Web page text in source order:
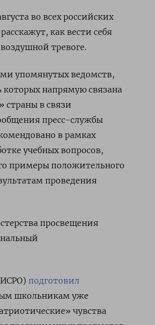
во всех российских
как вести себя
тревоге.
упомянутых ведомств,
которых напрямую связана
страны в связи
пресс-службы
в рамках
учебных вопросов,
примеры положительного
проведения
просвещения
подготовил
школьникам уже
чувства